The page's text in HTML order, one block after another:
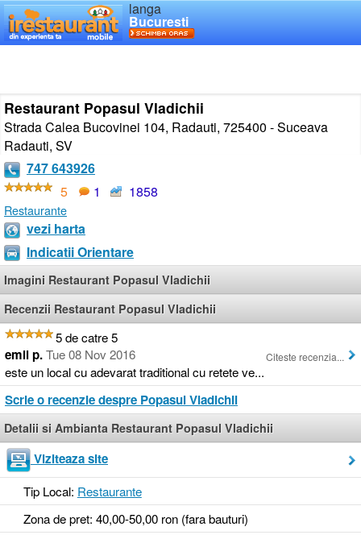
langa
Bucuresti
Restaurant Popasul Vladichii
Strada Calea Bucovinei 104, Radauti, 725400 - Suceava
Radauti, SV
747 643926
5
1 1858
Restaurante
vezi harta
Indicatii Orientare
Imagini Restaurant Popasul Vladichii
Recenzii Restaurant Popasul Vladichii
5 de catre 5
emil p.Tue 08 Nov 2016
este un local cu adevarat traditional cu retete ve...
Citeste recenzia...
Scrie o recenzie despre Popasul Vladichii
Detalii si Ambianta Restaurant Popasul Vladichii
Viziteaza site
Tip Local: Restaurante
Zona de pret: 40,00-50,00 ron (fara bauturi)